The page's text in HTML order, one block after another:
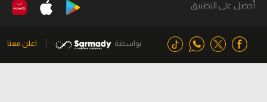
أحصل على التطبيق
بواسطة اعلن معنا